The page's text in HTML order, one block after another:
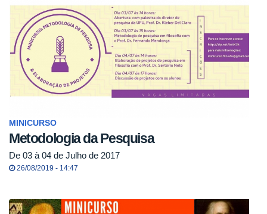
MINICURSO
Metodologia da Pesquisa
De 03 à 04 de Julho de 2017
26/08/2019 - 14:47